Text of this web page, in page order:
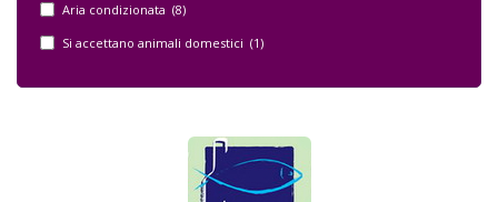
Aria condizionata (8)
Si accettano animali domestici (1)